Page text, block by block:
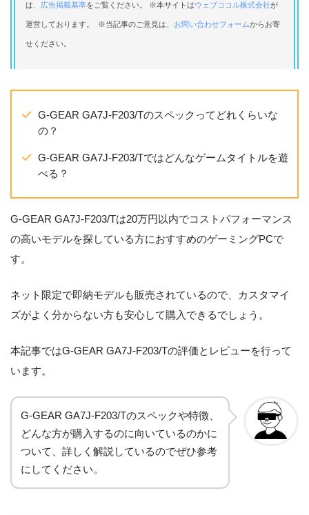
は、 広告掲載基準をご覧ください。 ※本サイトはウェブココル株式会社が
運営しております。 ※当記事のご意見は、 お問い合わせフォームからお寄
せください。
G-GEAR GA7J-F203/Tのスペックってどれくらいな
の？
G-GEAR GA7J-F203/Tではどんなゲームタイトルを遊
べる？
G-GEAR GA7J-F203/Tは20万円以内でコストパフォーマンス
の高いモデルを探している方におすすめのゲーミングPCで
す。
ネット限定で即納モデルも販売されているので、カスタマイ
ズがよく分からない方も安心して購入できるでしょう。
本記事ではG-GEAR GA7J-F203/Tの評価とレビューを行って
います。
G-GEAR GA7J-F203/Tのスペックや特徴、
どんな方が購入するのに向いているのかに
ついて、詳しく解説しているのでぜひ参考
にしてください。